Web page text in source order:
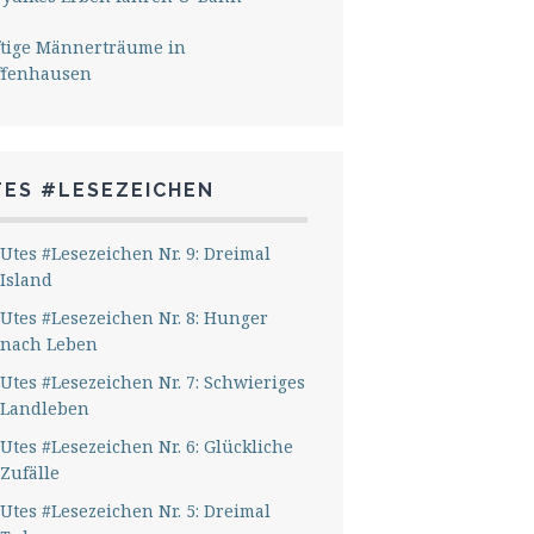
Männerträume in
#LESEZEICHEN
Utes #Lesezeichen Nr. 9: Dreimal
Island
Utes #Lesezeichen Nr. 8: Hunger
nach Leben
Utes #Lesezeichen Nr. 7: Schwieriges
Landleben
Utes #Lesezeichen Nr. 6: Glückliche
Zufälle
Utes #Lesezeichen Nr. 5: Dreimal